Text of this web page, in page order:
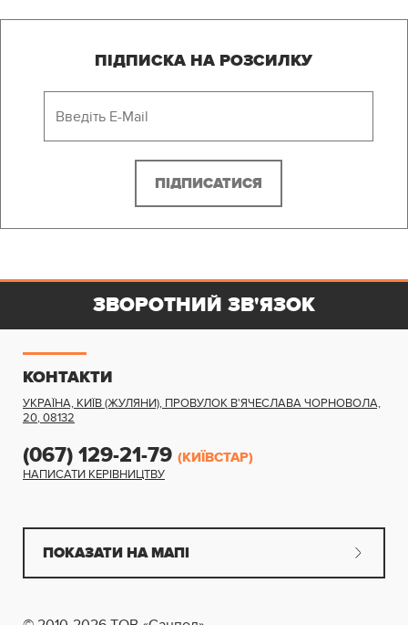
ПІДПИСКА НА РОЗСИЛКУ
КОНТАКТИ
УКРАЇНА, КИЇВ (ЖУЛЯНИ), ПРОВУЛОК В'ЯЧЕСЛАВА ЧОРНОВОЛА,
20,08132
(067) 129-21-79 (КИЇВСТАР)
НАПИСАТИ КЕРІВНИЦТВУ
ПОКАЗАТИ НА МАПІ
ЗВОРОТНИЙ ЗВ'ЯЗОК